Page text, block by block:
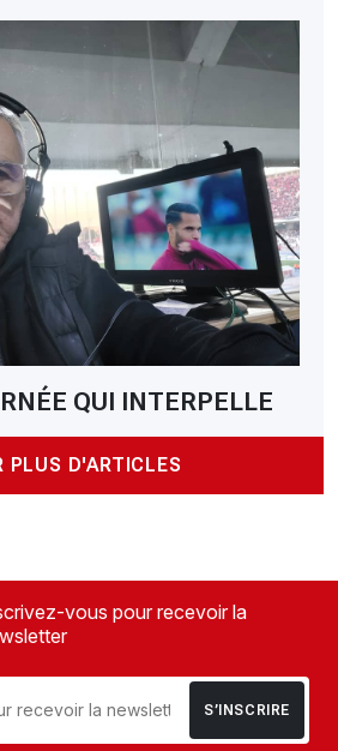
QUI INTERPELLE
PLUS D'ARTICLES
vous pour recevoir la
S’INSCRIRE